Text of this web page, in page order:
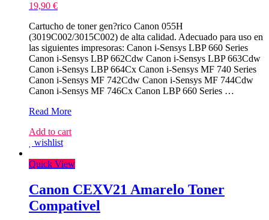
19,90 €
Cartucho de toner gen?rico Canon 055H
(3019C002/3015C002) de alta calidad. Adecuado para uso en
las siguientes impresoras: Canon i-Sensys LBP 660 Series
Canon i-Sensys LBP 662Cdw Canon i-Sensys LBP 663Cdw
Canon i-Sensys LBP 664Cx Canon i-Sensys MF 740 Series
Canon i-Sensys MF 742Cdw Canon i-Sensys MF 744Cdw
Canon i-Sensys MF 746Cx Canon LBP 660 Series …
NO
–
Canon
Azul
Compativel
–
3019C002/3015C002
Read More
Add to cart
wishlist
Quick View
Canon CEXV21 Amarelo Toner
Compativel